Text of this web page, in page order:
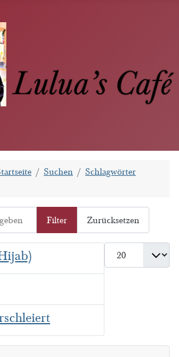
Suchen
Schlagwörter
Filter Zurücksetzen
Anzeige #